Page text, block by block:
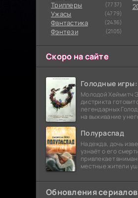
Триллеры (7737)
Ужасы (4779)
Фантастика (2436)
Фэнтези (2105)
Скоро на сайте
Голодные
Молодой Хеймитч
дистрикта
легендарных
на выживание у
победу еще сорок
Полураспад
Надежда, дочь
узнаёт о его
привлекает
местные жители
бомбы
Обновления сериалов